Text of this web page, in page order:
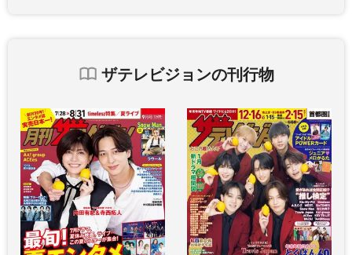
ザテレビジョンの刊行物